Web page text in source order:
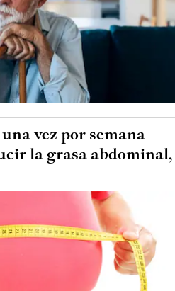
vez por semana
la grasa abdominal,